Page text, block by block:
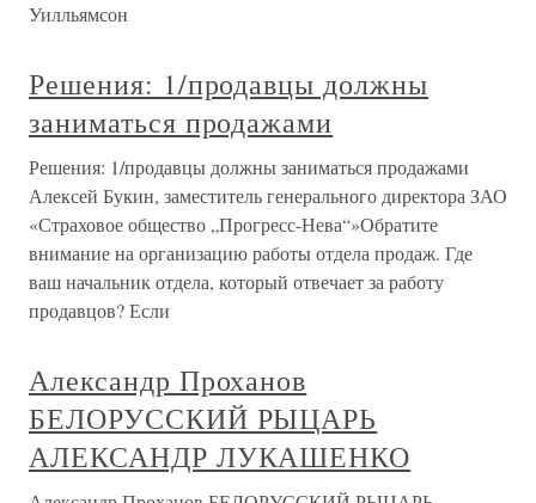
Уилльямсон
Решения: 1/продавцы должны
заниматься продажами
Решения: 1/продавцы должны заниматься продажами
Алексей Букин, заместитель генерального директора ЗАО
«Страховое общество „Прогресс-Нева“»Обратите
внимание на организацию работы отдела продаж. Где
ваш начальник отдела, который отвечает за работу
продавцов? Если
Александр Проханов
БЕЛОРУССКИЙ РЫЦАРЬ
АЛЕКСАНДР ЛУКАШЕНКО